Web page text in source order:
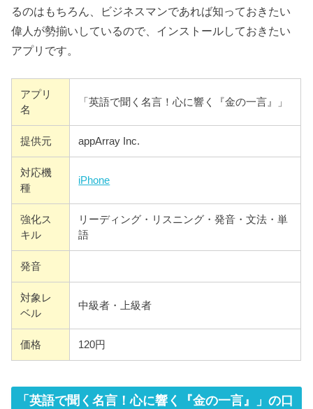
るのはもちろん、ビジネスマンであれば知っておきたい
偉人が勢揃いしているので、インストールしておきたい
アプリです。
アプリ
名
「英語で聞く名言！心に響く『金の一言』」
提供元 appArray Inc.
対応機
種
iPhone
強化ス
キル
リーディング・リスニング・発音・文法・単
語
発音
対象レ
ベル
中級者・上級者
価格 120円
「英語で聞く名言！心に響く『金の一言』」の口